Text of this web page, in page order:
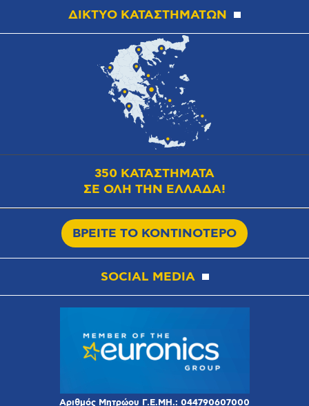
ΔΙΚΤΥΟ ΚΑΤΑΣΤΗΜΑΤΩΝ
350 ΚΑΤΑΣΤΗΜΑΤΑ
ΣΕ ΟΛΗ ΤΗΝ ΕΛΛΑΔΑ!
ΒΡΕΙΤΕ ΤΟ ΚΟΝΤΙΝΟΤΕΡΟ
SOCIAL MEDIA